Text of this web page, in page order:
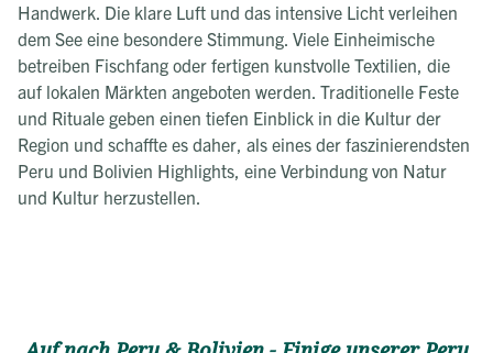
Handwerk. Die klare Luft und das intensive Licht verleihen
dem See eine besondere Stimmung. Viele Einheimische
betreiben Fischfang oder fertigen kunstvolle Textilien, die
auf lokalen Märkten angeboten werden. Traditionelle Feste
und Rituale geben einen tiefen Einblick in die Kultur der
Region und schaffte es daher, als eines der faszinierendsten
Peru und Bolivien Highlights, eine Verbindung von Natur
und Kultur herzustellen.